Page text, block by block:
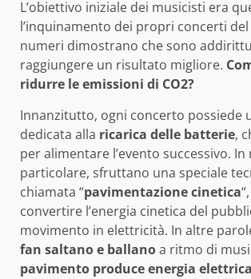
L’obiettivo iniziale dei musicisti era
l’inquinamento dei propri concerti del
numeri dimostrano che sono
raggiungere un risultato migliore.
ridurre le emissioni di CO2?
Innanzitutto, ogni concerto possiede
dedicata alla ricarica delle batterie,
per alimentare l’evento successivo. In
particolare, sfruttano una speciale
chiamata “pavimentazione cinetica
convertire l’energia cinetica del
movimento in elettricità. In altre
fan saltano e ballanoa ritmo di
pavimento produce energia elettrica